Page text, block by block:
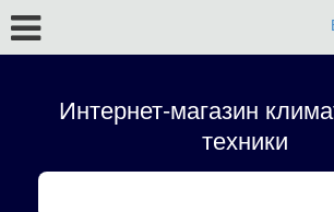
Интернет-магазин
техники